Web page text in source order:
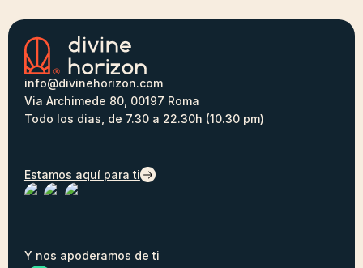
info@divinehorizon.com
Via Archimede 80, 00197 Roma
Todo los dias, de 7.30 a 22.30h (10.30 pm)
Estamos aquí para ti
Y nos apoderamos de ti